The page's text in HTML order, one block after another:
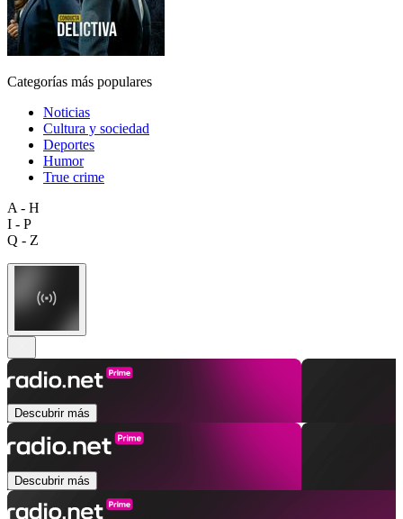
Categorías más populares
Noticias
Cultura y sociedad
Deportes
Humor
True crime
A - H
I - P
Q - Z
Descubrir más
Descubrir más